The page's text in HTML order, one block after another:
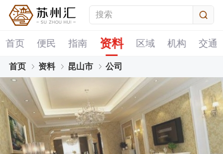
首页 便民 指南 资料 区域 机构 交通
首页 资料 昆山市 公司